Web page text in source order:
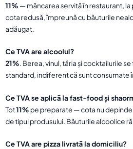
11% — mâncarea servită în restaurant, la
cota redusă, împreună cu băuturile
adăugat.
Ce TVA are alcoolul?
21%. Berea, vinul, tăria și cocktailurile
standard, indiferent că sunt consumate
Ce TVA se aplică la fast-food și
Tot11% pe preparate — cota nu
de tipul produsului. Băuturile alcoolice
Ce TVA are pizza livrată la domiciliu?